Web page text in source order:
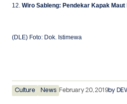
12. Wiro Sableng: Pendekar Kapak Maut
(DLE) Foto: Dok. Istimewa
Culture News February 20, 2019by